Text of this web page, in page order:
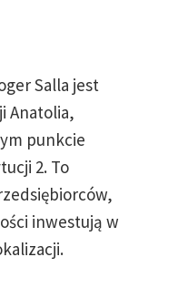
Salla jest
Anatolia,
punkcie
2. To
inwestują w